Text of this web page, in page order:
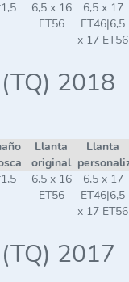
6,5 x 16
ET56
6,5 x 17
ET46|6,5
x 17 ET56
2018
Llanta
original
Llanta
6,5 x 16
ET56
6,5 x 17
ET46|6,5
x 17 ET56
2017